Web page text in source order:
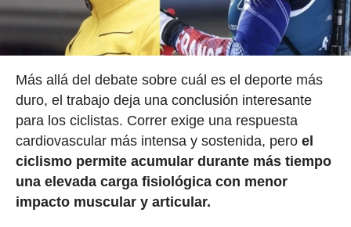
Más allá del debate sobre cuál es el deporte más
duro, el trabajo deja una conclusión interesante
para los ciclistas. Correr exige una respuesta
cardiovascular más intensa y sostenida, peroel
ciclismo permite acumular durante más tiempo
una elevada carga fisiológica con menor
impacto muscular y articular.